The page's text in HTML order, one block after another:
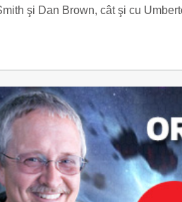
şi Dan Brown, cât şi cu